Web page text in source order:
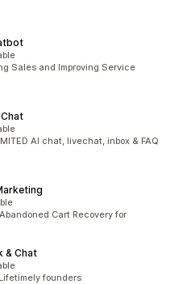
Sales and Improving Service
AI chat, livechat, inbox & FAQ
Cart Recovery for
& Chat
founders